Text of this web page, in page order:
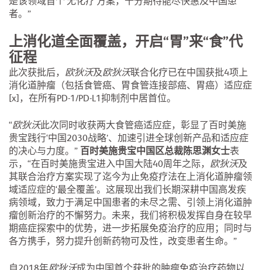
者。”
上消化道全面覆盖，开启“胃”来“食”代
征程
此次获批后， 欧狄沃及欧狄沃联合化疗已在中国获批4项上
消化道肿瘤（包括食管癌、胃食管连接部癌、胃癌）适应症
[x]，在所有PD-1/PD-L1抑制剂中居首位。
“欧狄沃此次同时收获两大食管癌适应症，彰显了百时美施
贵宝践行‘中国2030战略’、加速引进全球创新产品和适应症
的决心与力度。” 百时美施贵宝中国区总裁陈思渊女士表
示，“在百时美施贵宝进入中国大陆40周年之际， 欧狄沃及
其联合治疗方案实现了迄今为止免疫疗法在上消化道肿瘤领
域适应症的‘最全覆盖’。这展现出我们长期深耕中国高发疾
病领域，致力于满足中国患者的未尽之需、引领上消化道肿
瘤创新治疗的不懈努力。未来，我们将积极发挥自身在较早
期癌症探索中的优势，进一步拓展免疫治疗的应用；同时与
各方携手，努力提升创新药物可及性，改变患者生命。”